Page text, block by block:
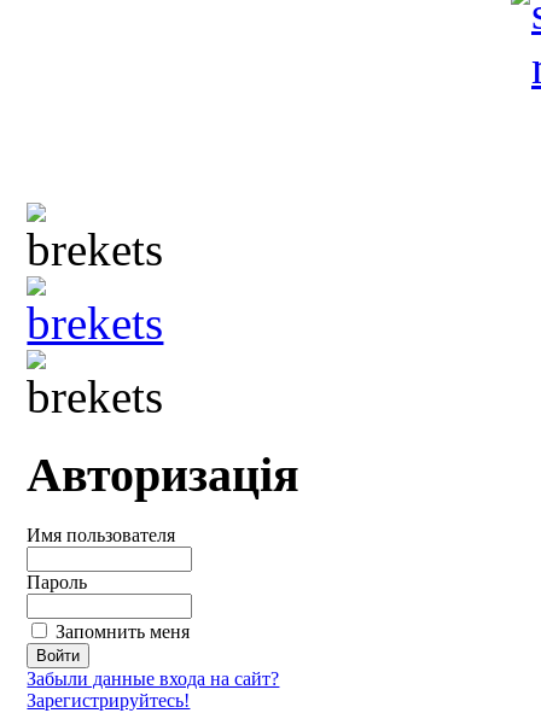
Авторизація
Имя пользователя
Пароль
Запомнить меня
Забыли данные входа на сайт?
Зарегистрируйтесь!